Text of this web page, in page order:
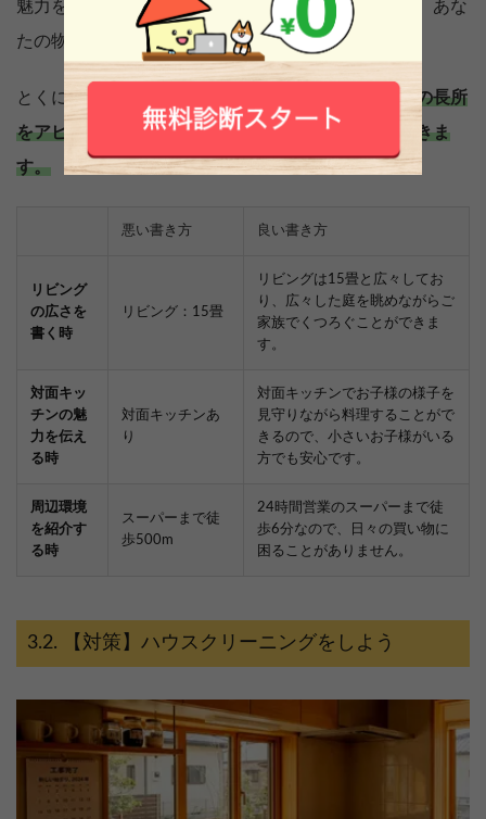
魅力を最大限アピールできるように売り出すことで、あな
たの物件に興味を持つ人の数も増えるはずです。
とくに、家の持ち主であるあなたしか知らない物件の長所
をアピールすれば、他の物件と差別化することができま
す。
悪い書き方 良い書き方
リビング
の広さを
書く時
リビング：15畳
リビングは15畳と広々してお
り、広々した庭を眺めながらご
家族でくつろぐことができま
す。
対面キッ
チンの魅
力を伝え
る時
対面キッチンあ
り
対面キッチンでお子様の様子を
見守りながら料理することがで
きるので、小さいお子様がいる
方でも安心です。
周辺環境
を紹介す
る時
スーパーまで徒
歩500m
24時間営業のスーパーまで徒
歩6分なので、日々の買い物に
困ることがありません。
【対策】ハウスクリーニングをしよう